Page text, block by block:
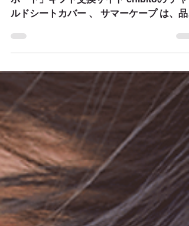
事業」の対象商品です
品川区出産・子育て応援事業「バースデー
ポート」ギフト交換サイト chibitoの チャ
区と豊島区の出産・子育て応援事業の対象
品の一つに選定されています。 この事業
は、1歳の誕生日を迎える家庭に子育ての
めのギフトが贈られるも...